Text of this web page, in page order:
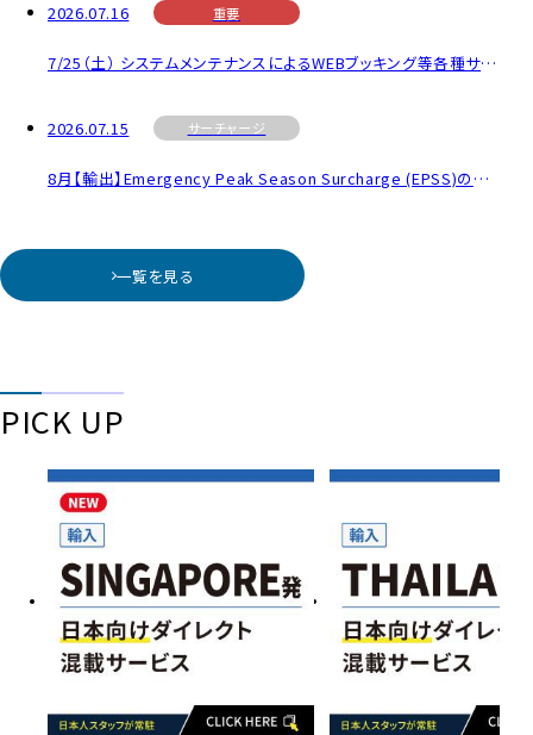
2026.07.16 重要
7/25（土） システムメンテナンスによるWEBブッキング等各種サービス停止のお知らせ
2026.07.15 サーチャージ
8月【輸出】Emergency Peak Season Surcharge (EPSS)のご案内
一覧を見る
PICK UP